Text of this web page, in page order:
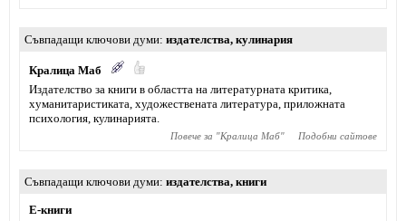
Съвпадащи ключови думи издателства, кулинария
Кралица Маб
Издателство за книги в областта на литературната критика,
хуманитаристиката, художествената литература, приложната
психология, кулинарията.
Повече за "Кралица Маб" Подобни сайтове
Съвпадащи ключови думи издателства, книги
Е-книги